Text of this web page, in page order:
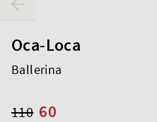
Oca-Loca
Ballerina
60
110